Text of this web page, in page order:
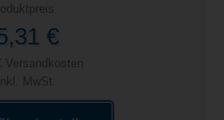
€
Versandkosten
MwSt.